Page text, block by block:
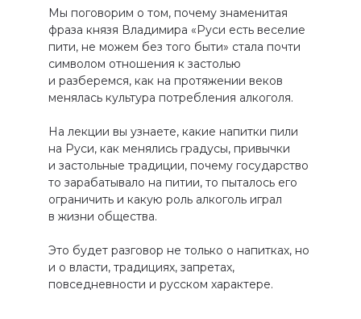
Мы поговорим о том, почему знаменитая
фраза князя Владимира «Руси есть веселие
пити, не можем без того быти» стала почти
символом отношения к застолью
и разберемся, как на протяжении веков
менялась культура потребления алкоголя.
На лекции вы узнаете, какие напитки пили
на Руси, как менялись градусы, привычки
и застольные традиции, почему государство
то зарабатывало на питии, то пыталось его
ограничить и какую роль алкоголь играл
в жизни общества.
Это будет разговор не только о напитках, но
и о власти, традициях, запретах,
повседневности и русском характере.